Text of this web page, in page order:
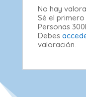
No hay
Sé el primero
Personas
Debes
valoración.